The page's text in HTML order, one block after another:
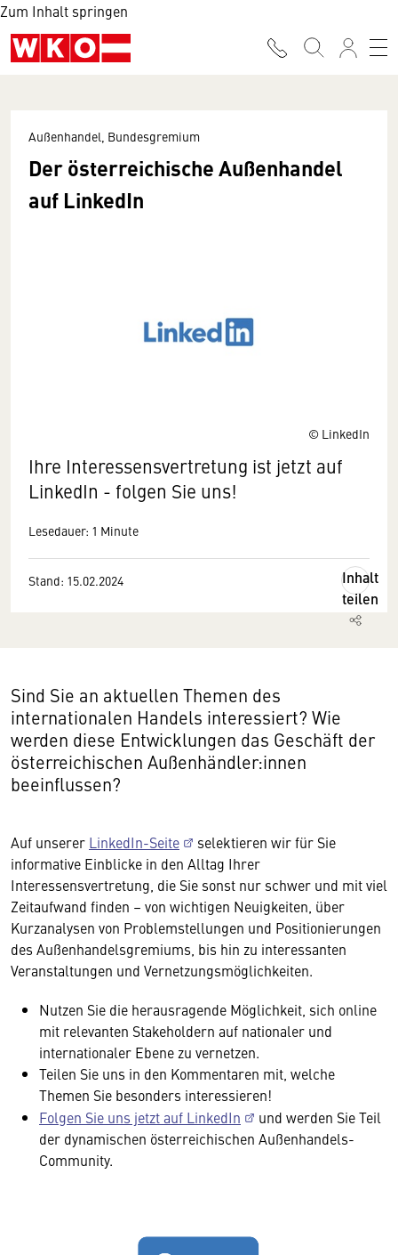
Zum Inhalt springen
© LinkedIn
Außenhandel, Bundesgremium
Der österreichische Außenhandel
auf LinkedIn
Ihre Interessensvertretung ist jetzt auf
LinkedIn - folgen Sie uns!
Lesedauer: 1 Minute
Stand: 15.02.2024
Inhalt
teilen
Sind Sie an aktuellen Themen des
internationalen Handels interessiert? Wie
werden diese Entwicklungen das Geschäft der
österreichischen Außenhändler:innen
beeinflussen?
Auf unserer LinkedIn-Seite
selektieren wir für Sie
informative Einblicke in den Alltag Ihrer
Interessensvertretung, die Sie sonst nur schwer und mit viel
Zeitaufwand finden – von wichtigen Neuigkeiten, über
Kurzanalysen von Problemstellungen und Positionierungen
des Außenhandelsgremiums, bis hin zu interessanten
Veranstaltungen und Vernetzungsmöglichkeiten.
Nutzen Sie die herausragende Möglichkeit, sich online
mit relevanten Stakeholdern auf nationaler und
internationaler Ebene zu vernetzen.
Teilen Sie uns in den Kommentaren mit, welche
Themen Sie besonders interessieren!
Folgen Sie uns jetzt auf LinkedIn
und werden Sie Teil
der dynamischen österreichischen Außenhandels-
Community.